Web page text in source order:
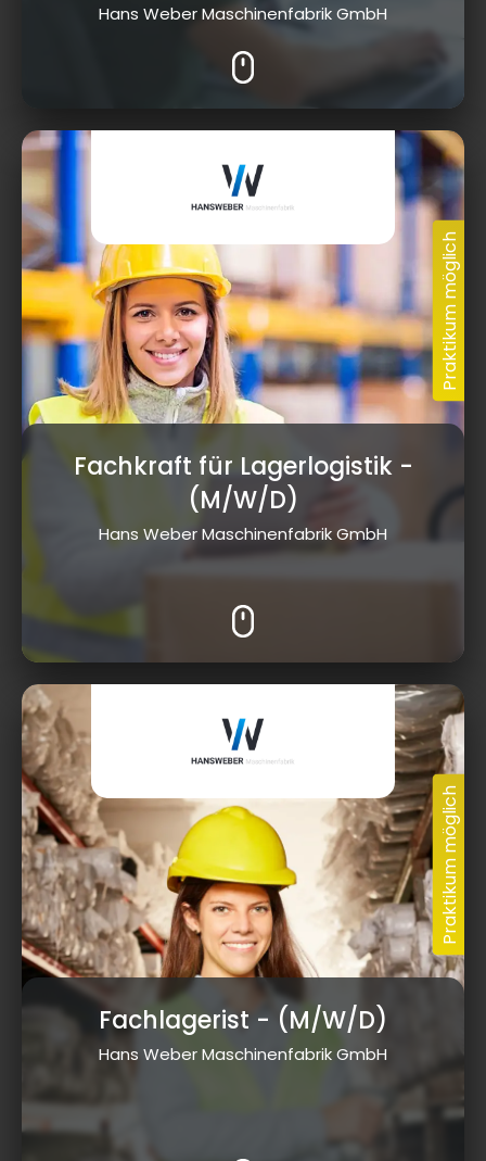
Hans Weber Maschinenfabrik GmbH
Fachkraft für Lagerlogistik-
(M/W/D)
Hans Weber Maschinenfabrik GmbH
Fachlagerist - (M/W/D)
Hans Weber Maschinenfabrik GmbH